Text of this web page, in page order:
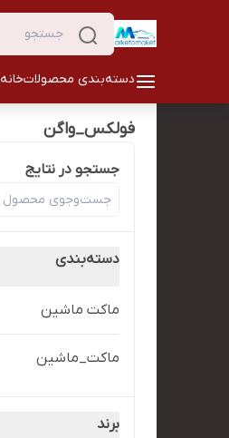
دسته‌بندی محصولاتخانه
فولکس_واگن
جستجو در نتایج
دسته‌بندی
ماکت ماشین
ماکت_ماشین
برند